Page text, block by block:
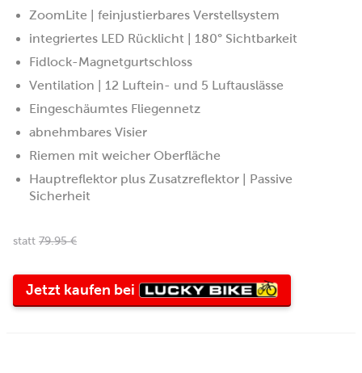
ZoomLite | feinjustierbares Verstellsystem
integriertes LED Rücklicht | 180° Sichtbarkeit
Fidlock-Magnetgurtschloss
Ventilation | 12 Luftein- und 5 Luftauslässe
Eingeschäumtes Fliegennetz
abnehmbares Visier
Riemen mit weicher Oberfläche
Hauptreflektor plus Zusatzreflektor | Passive
Sicherheit
statt 79.95 €
Jetzt kaufen bei
Bike